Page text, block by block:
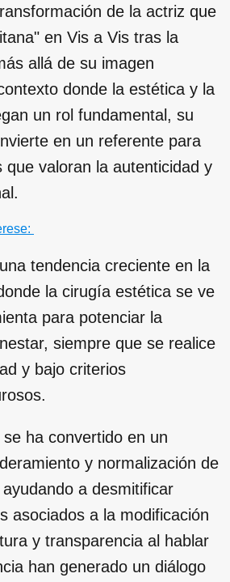
de la actriz que
en Vis a Vis tras la
allá de su imagen
donde la estética y la
un rol fundamental, su
en un referente para
que valoran la autenticidad y
tendencia creciente en la
la cirugía estética se ve
para potenciar la
siempre que se realice
y bajo criterios
ha convertido en un
y normalización de
a desmitificar
asociados a la modificación
y transparencia al hablar
han generado un diálogo